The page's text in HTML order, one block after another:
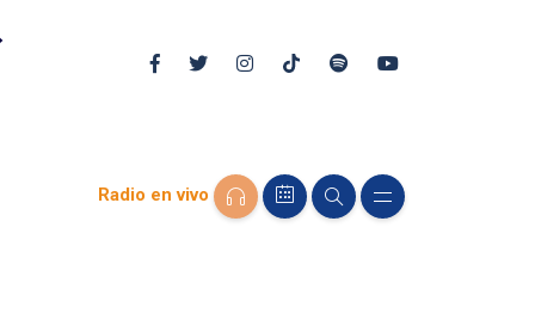
Radio en vivo